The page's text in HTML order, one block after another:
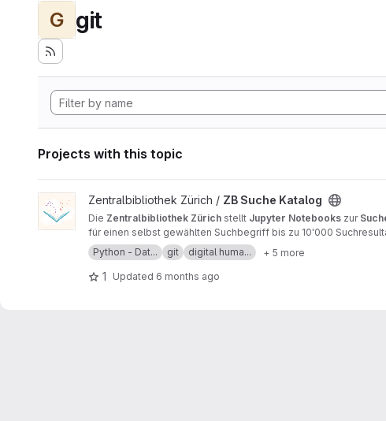
G git
Projects with this topic
View ZB Suche Katalog project
Zentralbibliothek Zürich / ZB Suche Katalog
Die Zentralbibliothek Zürich stellt Jupyter Notebooks zur
für einen selbst gewählten Suchbegriff bis zu 10'000
der Ergebnistabelle können mittels Häufigkeitsstatistiken,
Python - Dat... git digital huma... + 5 more
1 Updated 6 months ago